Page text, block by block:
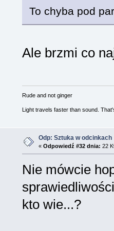
To chyba pod
Ale brzmi co
Rude and not ginger
Light travels faster than sound.
Odp: Sztuka w odcinkach
« Odpowiedź #32 dnia: 22
Nie mówcie
kto wie...?